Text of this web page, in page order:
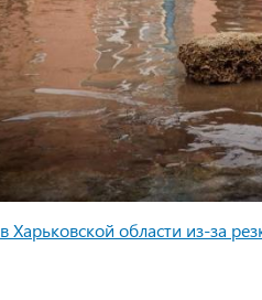
в Харьковской области из-за